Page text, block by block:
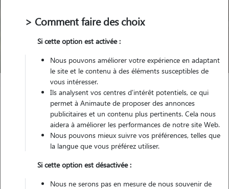
Pour quel animal ?
Trouver mon Pet Sitter
Garde animaux France Occitanie Hérault Magalas
Nos cat sitters à Magalas
> Comment faire des choix
Si cette option est activée :
Nous pouvons améliorer votre expérience en adaptant
le site et le contenu à des éléments susceptibles de
vous intéresser.
Ils analysent vos centres d'intérêt potentiels, ce qui
permet à Animaute de proposer des annonces
publicitaires et un contenu plus pertinents. Cela nous
aidera à améliorer les performances de notre site Web.
Nous pouvons mieux suivre vos préférences, telles que
la langue que vous préférez utiliser.
Si cette option est désactivée :
Nous ne serons pas en mesure de nous souvenir de